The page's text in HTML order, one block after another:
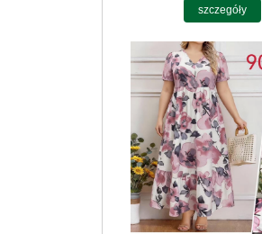
szczegóły